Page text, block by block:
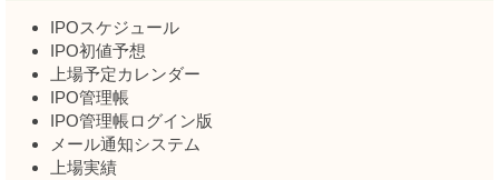
IPOスケジュール
IPO初値予想
上場予定カレンダー
IPO管理帳
IPO管理帳ログイン版
メール通知システム
上場実績